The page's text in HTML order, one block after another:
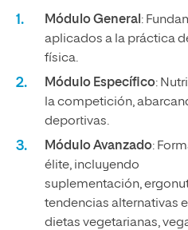
Módulo General :
aplicados a la práctica
física.
Módulo Específico:
la competición,
deportivas.
Módulo Avanzado:
élite, incluyendo
suplementación,
tendencias alternativas
dietas vegetarianas,